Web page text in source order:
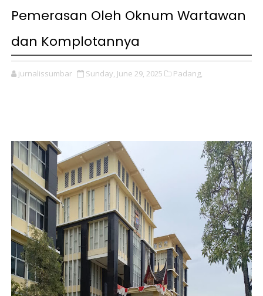
Pemerasan Oleh Oknum Wartawan
dan Komplotannya
jurnalissumbar Sunday, June 29, 2025 Padang,